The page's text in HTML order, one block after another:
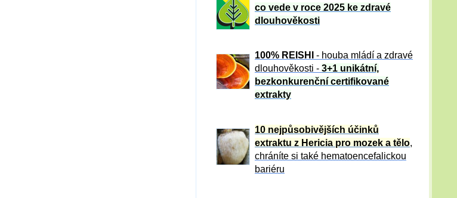
co vede v roce 2025 ke zdravé
dlouhověkosti
100% REISHI
- houba mládí a zdravé
dlouhověkosti - 3+1 unikátní,
bezkonkurenční certifikované
extrakty
10 nejpůsobivějších účinků
extraktu z Hericia pro mozek a tělo,
chráníte si také hematoencefalickou
bariéru